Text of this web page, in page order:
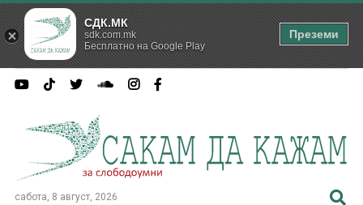
сабота, 8 август, 2026
СДК.МК
sdk.com.mk
Бесплатно на Google Play
Преземи